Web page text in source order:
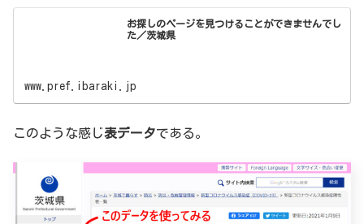
お探しのページを見つけることができませんでし
た／茨城県
www.pref.ibaraki.jp
このような感じ表データである。